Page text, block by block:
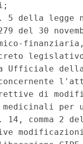
5 della legge
del 30
Ufficiale
di
per
14, comma 2